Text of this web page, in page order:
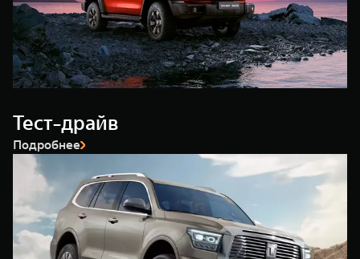
WEY 80
Масштаб возможностей
от 6 449 000 ₽
WEY 80 Лаундж
Масштаб возможностей
от 8 099 000 ₽
Тест-драйв
Подробнее